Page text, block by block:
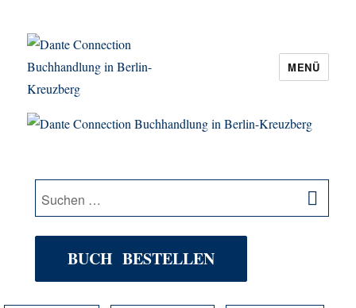
Dante Connection Buchhandlung in
MENÜ
Suche
nach:
BUCH BESTELLEN